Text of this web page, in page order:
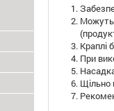
Можуть
Краплі
При
Щільно